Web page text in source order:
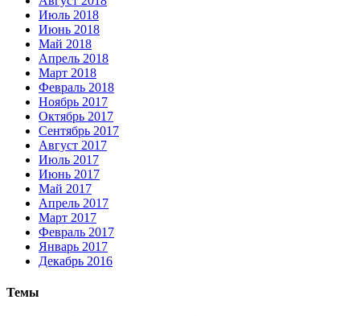
Июль 2018
Июнь 2018
Май 2018
Апрель 2018
Март 2018
Февраль 2018
Ноябрь 2017
Октябрь 2017
Сентябрь 2017
Август 2017
Июль 2017
Июнь 2017
Май 2017
Апрель 2017
Март 2017
Февраль 2017
Январь 2017
Декабрь 2016
Темы